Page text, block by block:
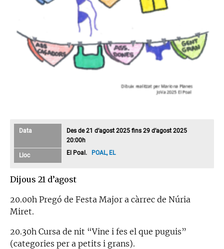
Data
Des de 21 d’agost 2025 fins 29 d’agost 2025
20:00h
Lloc El Poal. POAL, EL
Dijous 21 d’agost
20.00h Pregó de Festa Major a càrrec de Núria
Miret.
20.30h Cursa de nit “Vine i fes el que puguis”
(categories per a petits i grans).